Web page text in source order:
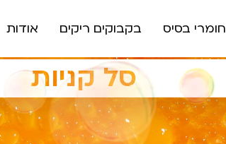
חומרי בסיס בקבוקים ריקים אודות
סל קניות